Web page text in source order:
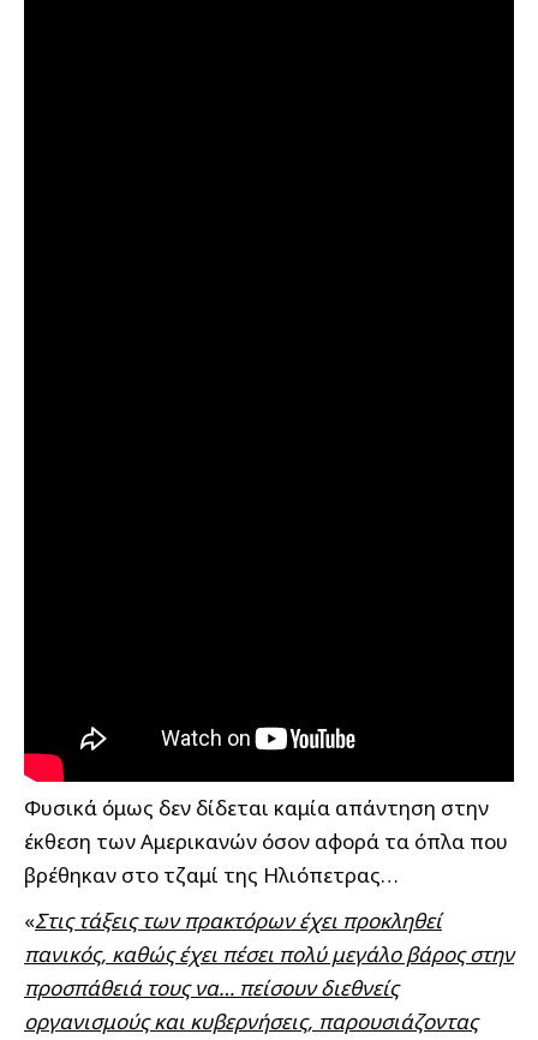
Φυσικά όμως δεν δίδεται καμία απάντηση στην
έκθεση των Αμερικανών όσον αφορά τα όπλα που
βρέθηκαν στο τζαμί της Ηλιόπετρας…
«Στις τάξεις των πρακτόρων έχει προκληθεί
πανικός, καθώς έχει πέσει πολύ μεγάλο βάρος στην
προσπάθειά τους να… πείσουν διεθνείς
οργανισμούς και κυβερνήσεις, παρουσιάζοντας